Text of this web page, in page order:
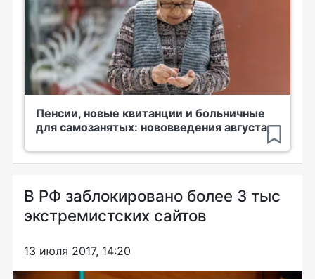
Пенсии, новые квитанции и больничные
для самозанятых: нововведения августа
В РФ заблокировано более 3 тыс
экстремистских сайтов
13 июля 2017, 14:20